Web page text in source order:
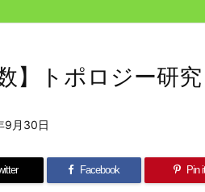
数】トポロジー研
9月30日
Facebook Pin